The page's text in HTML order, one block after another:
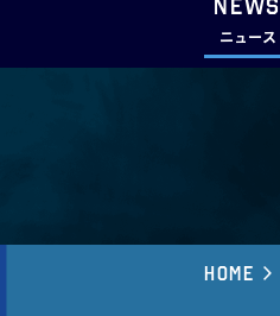
NEWS
ニュース
Home